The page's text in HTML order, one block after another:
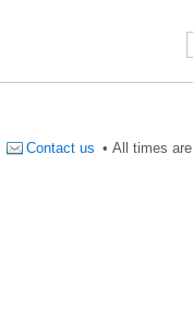
All times are
Contact us